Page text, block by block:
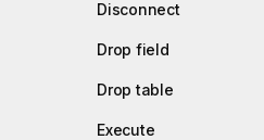
Disconnect
Drop field
Drop table
Execute